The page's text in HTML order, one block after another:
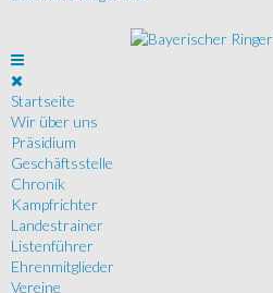
Startseite
Wir über uns
Präsidium
Geschäftsstelle
Chronik
Kampfrichter
Landestrainer
Listenführer
Ehrenmitglieder
Vereine